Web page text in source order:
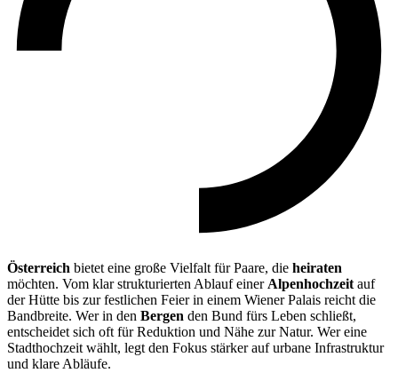
Österreich bietet eine große Vielfalt für Paare, die heiraten
möchten. Vom klar strukturierten Ablauf einer Alpenhochzeit auf
der Hütte bis zur festlichen Feier in einem Wiener Palais reicht die
Bandbreite. Wer in den Bergen den Bund fürs Leben schließt,
entscheidet sich oft für Reduktion und Nähe zur Natur. Wer eine
Stadthochzeit wählt, legt den Fokus stärker auf urbane Infrastruktur
und klare Abläufe.